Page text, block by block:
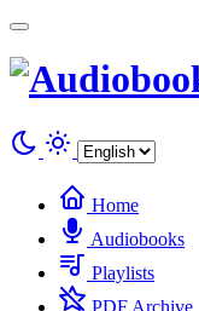
Home
Audiobooks
Playlists
PDF Archive